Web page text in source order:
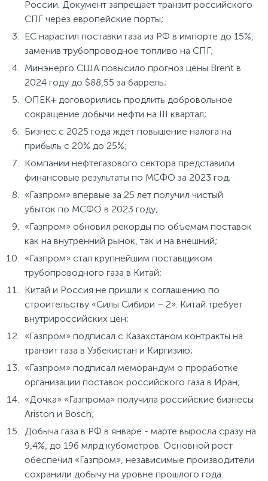
России. Документ запрещает транзит российского
СПГ через европейские порты;
ЕС нарастил поставки газа из РФ в импорте до 15%,
заменив трубопроводное топливо на СПГ;
Минэнерго США повысило прогноз цены Brent в
2024 году до $88,55 за баррель;
ОПЕК+ договорились продлить добровольное
сокращение добычи нефти на III квартал;
Бизнес с 2025 года ждет повышение налога на
прибыль с 20% до 25%;
Компании нефтегазового сектора представили
финансовые результаты по МСФО за 2023 год;
«Газпром» впервые за 25 лет получил чистый
убыток по МСФО в 2023 году;
«Газпром» обновил рекорды по объемам поставок
как на внутренний рынок, так и на внешний;
«Газпром» стал крупнейшим поставщиком
трубопроводного газа в Китай;
Китай и Россия не пришли к соглашению по
строительству «Силы Сибири – 2». Китай требует
внутрироссийских цен;
«Газпром» подписал с Казахстаном контракты на
транзит газа в Узбекистан и Киргизию;
«Газпром» подписал меморандум о проработке
организации поставок российского газа в Иран;
«Дочка» «Газпрома» получила российские бизнесы
Ariston и Bosch;
Добыча газа в РФ в январе - марте выросла сразу на
9,4%, до 196 млрд кубометров. Основной рост
обеспечил «Газпром», независимые производители
сохранили добычу на уровне прошлого года.